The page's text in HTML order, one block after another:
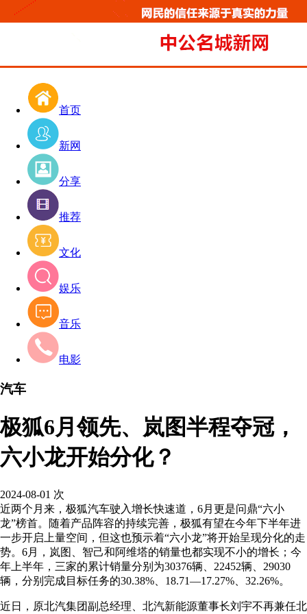
首页
新网
分享
推荐
文化
娱乐
音乐
电影
汽车
极狐6月领先、岚图半程夺冠，
六小龙开始分化？
2024-08-01 次
近两个月来，极狐汽车驶入增长快速道，6月更是问鼎“六小
龙”榜首。随着产品阵容的持续完善，极狐有望在今年下半年进
一步开启上量空间，但这也预示着“六小龙”将开始呈现分化的走
势。6月，岚图、智己和阿维塔的销量也都实现不小的增长；今
年上半年，三家的累计销量分别为30376辆、22452辆、29030
辆，分别完成目标任务的30.38%、18.71—17.27%、32.26%。
近日，原北汽集团副总经理、北汽新能源董事长刘宇不再兼任北